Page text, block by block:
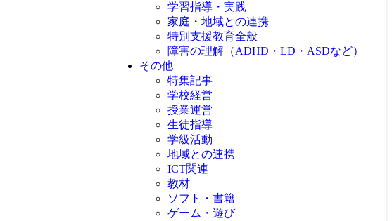
学習指導・実践
家庭・地域との連携
特別支援教育全般
障害の理解（ADHD・LD・ASDなど）
その他
特集記事
学校経営
授業運営
生徒指導
学級活動
地域との連携
ICT関連
教材
ソフト・書籍
ゲーム・遊び